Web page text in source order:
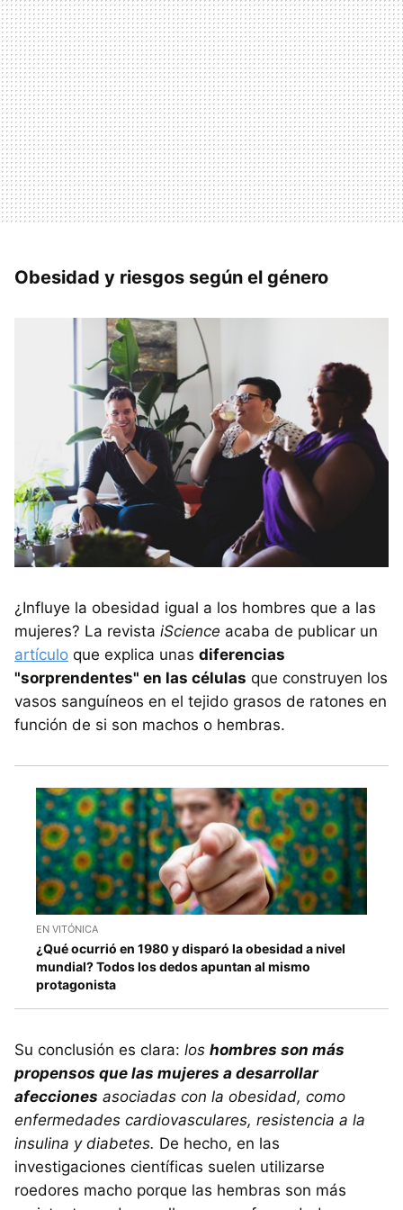
Obesidad y riesgos según el género
¿Influye la obesidad igual a los hombres que a las
mujeres? La revista iScience acaba de publicar un
artículo que explica unas diferencias
"sorprendentes" en las células que construyen los
vasos sanguíneos en el tejido grasos de ratones en
función de si son machos o hembras.
EN VITÓNICA
¿Qué ocurrió en 1980 y disparó la obesidad a nivel
mundial? Todos los dedos apuntan al mismo
protagonista
Su conclusión es clara: los hombres son más
propensos que las mujeres a desarrollar
afecciones asociadas con la obesidad, como
enfermedades cardiovasculares, resistencia a la
insulina y diabetes. De hecho, en las
investigaciones científicas suelen utilizarse
roedores macho porque las hembras son más